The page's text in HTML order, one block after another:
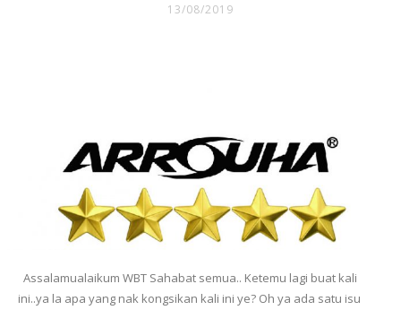
13/08/2019
Assalamualaikum WBT Sahabat semua.. Ketemu lagi buat kali
ini..ya la apa yang nak kongsikan kali ini ye? Oh ya ada satu isu